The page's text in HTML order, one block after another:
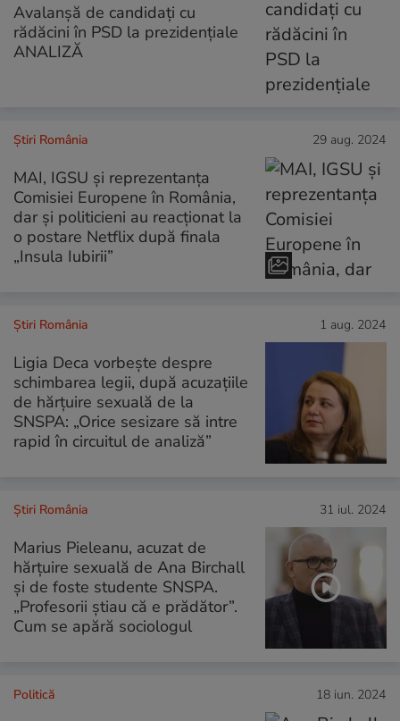
Avalanșă de candidați cu
rădăcini în PSD la prezidențiale
ANALIZĂ
Știri România 29 aug. 2024
MAI, IGSU și reprezentanța
Comisiei Europene în România,
dar și politicieni au reacționat la
o postare Netflix după finala
„Insula Iubirii”
Știri România 1 aug. 2024
Ligia Deca vorbește despre
schimbarea legii, după acuzațiile
de hărțuire sexuală de la
SNSPA: „Orice sesizare să intre
rapid în circuitul de analiză”
Știri România 31 iul. 2024
Marius Pieleanu, acuzat de
hărțuire sexuală de Ana Birchall
și de foste studente SNSPA.
„Profesorii știau că e prădător”.
Cum se apără sociologul
Politică 18 iun. 2024